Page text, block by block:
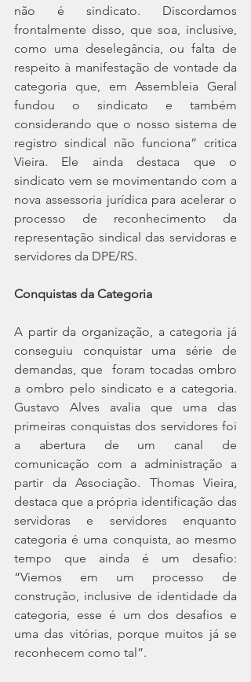
não é sindicato. Discordamos
frontalmente disso, que soa, inclusive,
como uma deselegância, ou falta de
respeito à manifestação de vontade da
categoria que, em Assembleia Geral
fundou o sindicato e também
considerando que o nosso sistema de
registro sindical não funciona” critica
Vieira. Ele ainda destaca que o
sindicato vem se movimentando com a
nova assessoria jurídica para acelerar o
processo de reconhecimento da
representação sindical das servidoras e
servidores da DPE/RS.
Conquistas da Categoria
A partir da organização, a categoria já
conseguiu conquistar uma série de
demandas, que  foram tocadas ombro
a ombro pelo sindicato e a categoria.
Gustavo Alves avalia que uma das
primeiras conquistas dos servidores foi
a abertura de um canal de
comunicação com a administração a
partir da Associação. Thomas Vieira,
destaca que a própria identificação das
servidoras e servidores enquanto
categoria é uma conquista, ao mesmo
tempo que ainda é um desafio:
“Viemos em um processo de
construção, inclusive de identidade da
categoria, esse é um dos desafios e
uma das vitórias, porque muitos já se
reconhecem como tal”.